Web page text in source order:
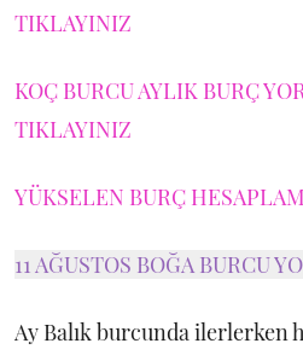
TIKLAYINIZ
KOÇ BURCU AYLIK BURÇ
TIKLAYINIZ
YÜKSELEN BURÇ
11 AĞUSTOS BOĞA BURCU
Ay Balık burcunda ilerlerken